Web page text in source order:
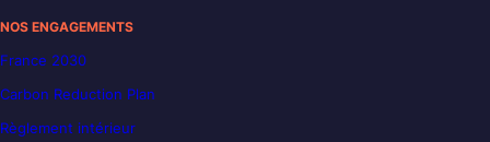
NOS ENGAGEMENTS
France 2030
Carbon Reduction Plan
Règlement intérieur